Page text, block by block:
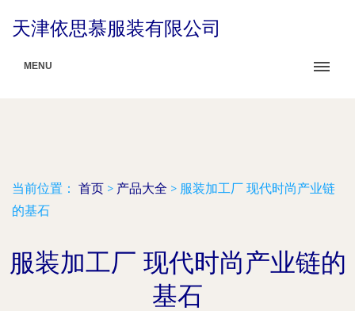
天津依思慕服装有限公司
MENU
当前位置： 首页 > 产品大全 > 服装加工厂 现代时尚产业链
的基石
服装加工厂 现代时尚产业链的
基石